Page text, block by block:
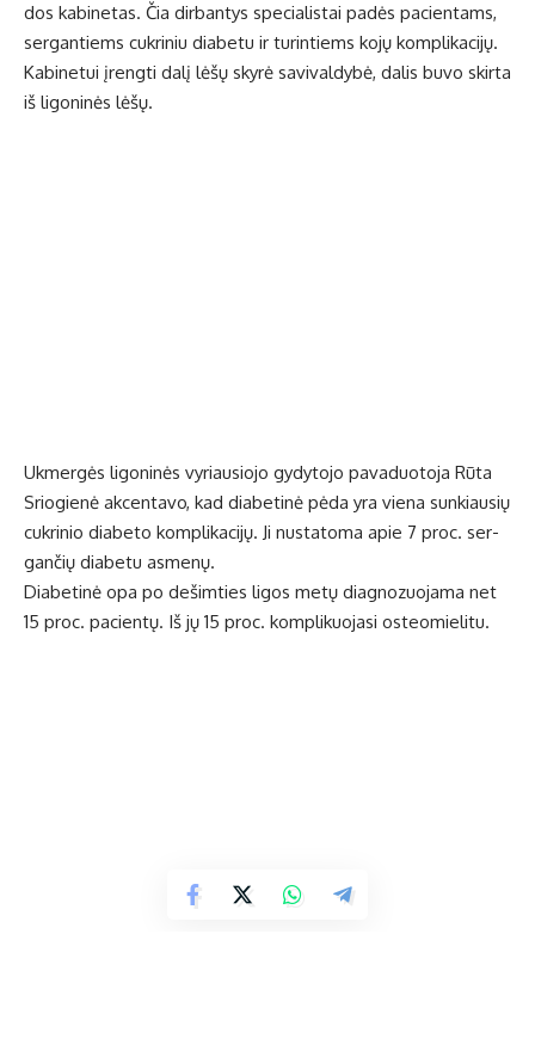
dos ka­bi­ne­tas. Čia dir­ban­tys spe­cia­lis­tai pa­dės pa­cien­tams,
ser­gan­tiems cuk­ri­niu dia­be­tu ir tu­rin­tiems ko­jų kom­pli­ka­ci­jų.
Ka­bi­ne­tui įreng­ti da­lį lė­šų sky­rė sa­vi­val­dy­bė, da­lis bu­vo skir­ta
iš li­go­ni­nės lė­šų.
Uk­mer­gės li­go­ni­nės vy­riau­sio­jo gy­dy­to­jo pa­va­duo­to­ja Rū­ta
Srio­gie­nė ak­cen­ta­vo, kad dia­be­ti­nė pė­da yra vie­na sun­kiau­sių
cuk­ri­nio dia­be­to kom­pli­ka­ci­jų. Ji nu­sta­to­ma apie 7 proc. ser­
gan­čių dia­be­tu as­me­nų.
Dia­be­ti­nė opa po de­šim­ties li­gos me­tų diag­no­zuo­ja­ma net
15 proc. pa­cien­tų. Iš jų 15 proc. kom­pli­kuo­ja­si os­te­o­mie­li­tu.